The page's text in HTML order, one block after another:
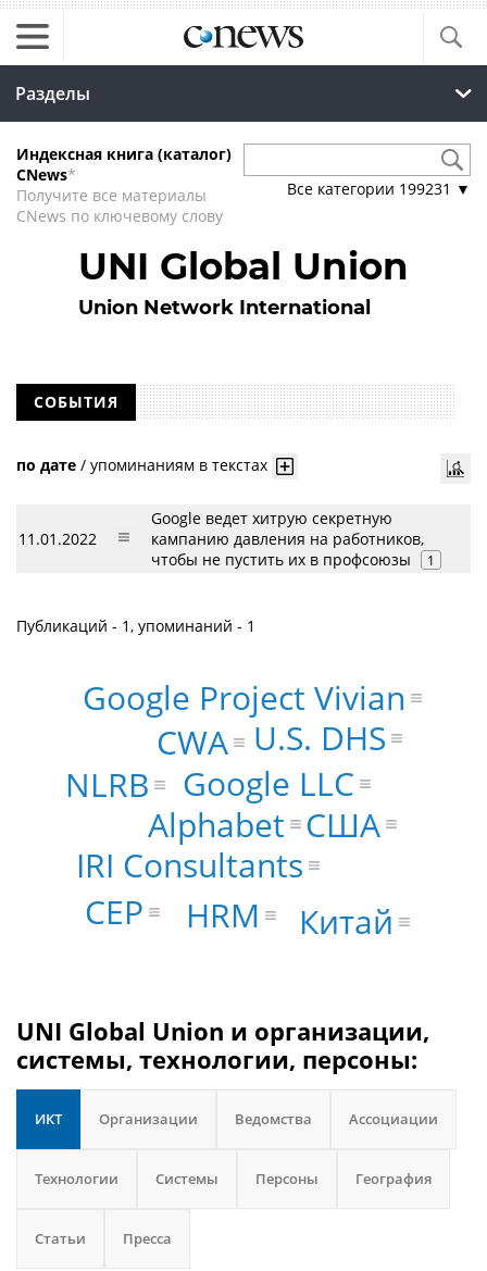
Разделы
Индексная книга (каталог)
CNews*
Получите все материалы
CNews по ключевому слову
Все категории 199231 ▼
UNI Global Union
Union Network International
СОБЫТИЯ
по дате / упоминаниям в текстах
11.01.2022
Google ведет хитрую секретную
кампанию давления на работников,
чтобы не пустить их в профсоюзы
1
Публикаций - 1, упоминаний - 1
Alphabet
Google LLC
IRI Consultants
U.S. DHS
CWA
NLRB
CEP HRM
Google Project Vivian
Китай
США
UNI Global Union и организации,
системы, технологии, персоны:
ИКТ Организации Ведомства Ассоциации
Технологии Системы Персоны География
Статьи Пресса